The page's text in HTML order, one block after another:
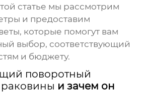
статье мы рассмотрим
и предоставим
которые помогут вам
выбор, соответствующий
и бюджету.
поворотный
раковины и зачем он